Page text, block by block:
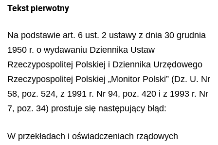
Tekst pierwotny
Na podstawie art. 6 ust. 2 ustawy z dnia 30 grudnia
1950 r. o wydawaniu Dziennika Ustaw
Rzeczypospolitej Polskiej i Dziennika Urzędowego
Rzeczypospolitej Polskiej „Monitor Polski” (Dz. U. Nr
58, poz. 524, z 1991 r. Nr 94, poz. 420 i z 1993 r. Nr
7, poz. 34) prostuje się następujący błąd:
W przekładach i oświadczeniach rządowych